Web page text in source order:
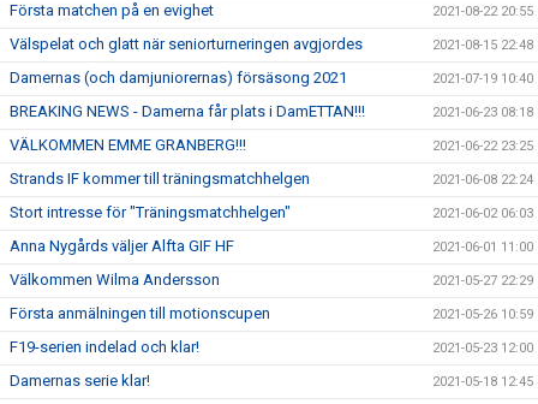
Första matchen på en evighet 2021-08-22 20:55
Välspelat och glatt när seniorturneringen avgjordes 2021-08-15 22:48
Damernas (och damjuniorernas) försäsong 2021 2021-07-19 10:40
BREAKING NEWS - Damerna får plats i DamETTAN!!! 2021-06-23 08:18
VÄLKOMMEN EMME GRANBERG!!! 2021-06-22 23:25
Strands IF kommer till träningsmatchhelgen 2021-06-08 22:24
Stort intresse för "Träningsmatchhelgen" 2021-06-02 06:03
Anna Nygårds väljer Alfta GIF HF 2021-06-01 11:00
Välkommen Wilma Andersson 2021-05-27 22:29
Första anmälningen till motionscupen 2021-05-26 10:59
F19-serien indelad och klar! 2021-05-23 12:00
Damernas serie klar! 2021-05-18 12:45